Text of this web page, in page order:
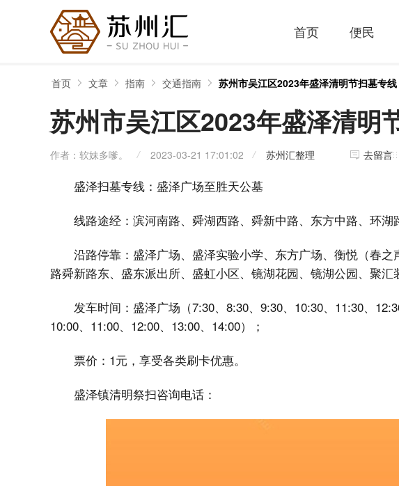
首页 便民
首页 文章 指南 交通指南 苏州市吴江区2023年盛泽清明节扫墓专线
苏州市吴江区2023年盛泽清明
作者：软妹多嗲。 2023-03-21 17:01:02 苏州汇整理 去留言
盛泽扫墓专线：盛泽广场至胜天公墓
线路途经：滨河南路、舜湖西路、舜新中路、东方中路、环湖
沿路停靠：盛泽广场、盛泽实验小学、东方广场、衡悦（春
路舜新路东、盛东派出所、盛虹小区、镜湖花园、镜湖公园、聚汇
发车时间：盛泽广场（7:30、8:30、9:30、10:30、11:30、
10:00、11:00、12:00、13:00、14:00）；
票价：1元，享受各类刷卡优惠。
盛泽镇清明祭扫咨询电话：